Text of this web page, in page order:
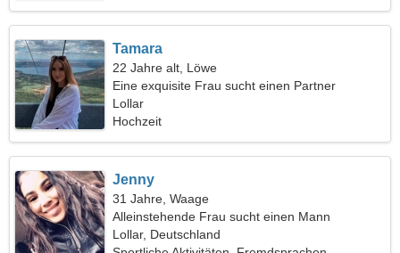
Tamara
22 Jahre alt, Löwe
Eine exquisite Frau sucht einen Partner
Lollar
Hochzeit
Jenny
31 Jahre, Waage
Alleinstehende Frau sucht einen Mann
Lollar, Deutschland